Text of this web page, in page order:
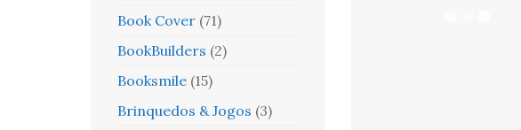
Book Cover (71)
BookBuilders (2)
Booksmile (15)
Brinquedos & Jogos (3)